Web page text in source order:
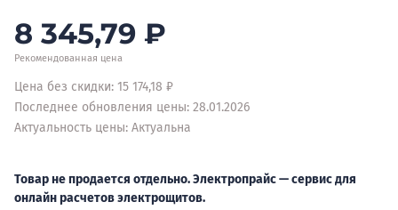
8 345,79 ₽
Рекомендованная цена
Цена без скидки: 15 174,18 ₽
Последнее обновления цены: 28.01.2026
Актуальность цены: Актуальна
Товар не продается отдельно. Электропрайс — сервис для
онлайн расчетов электрощитов.